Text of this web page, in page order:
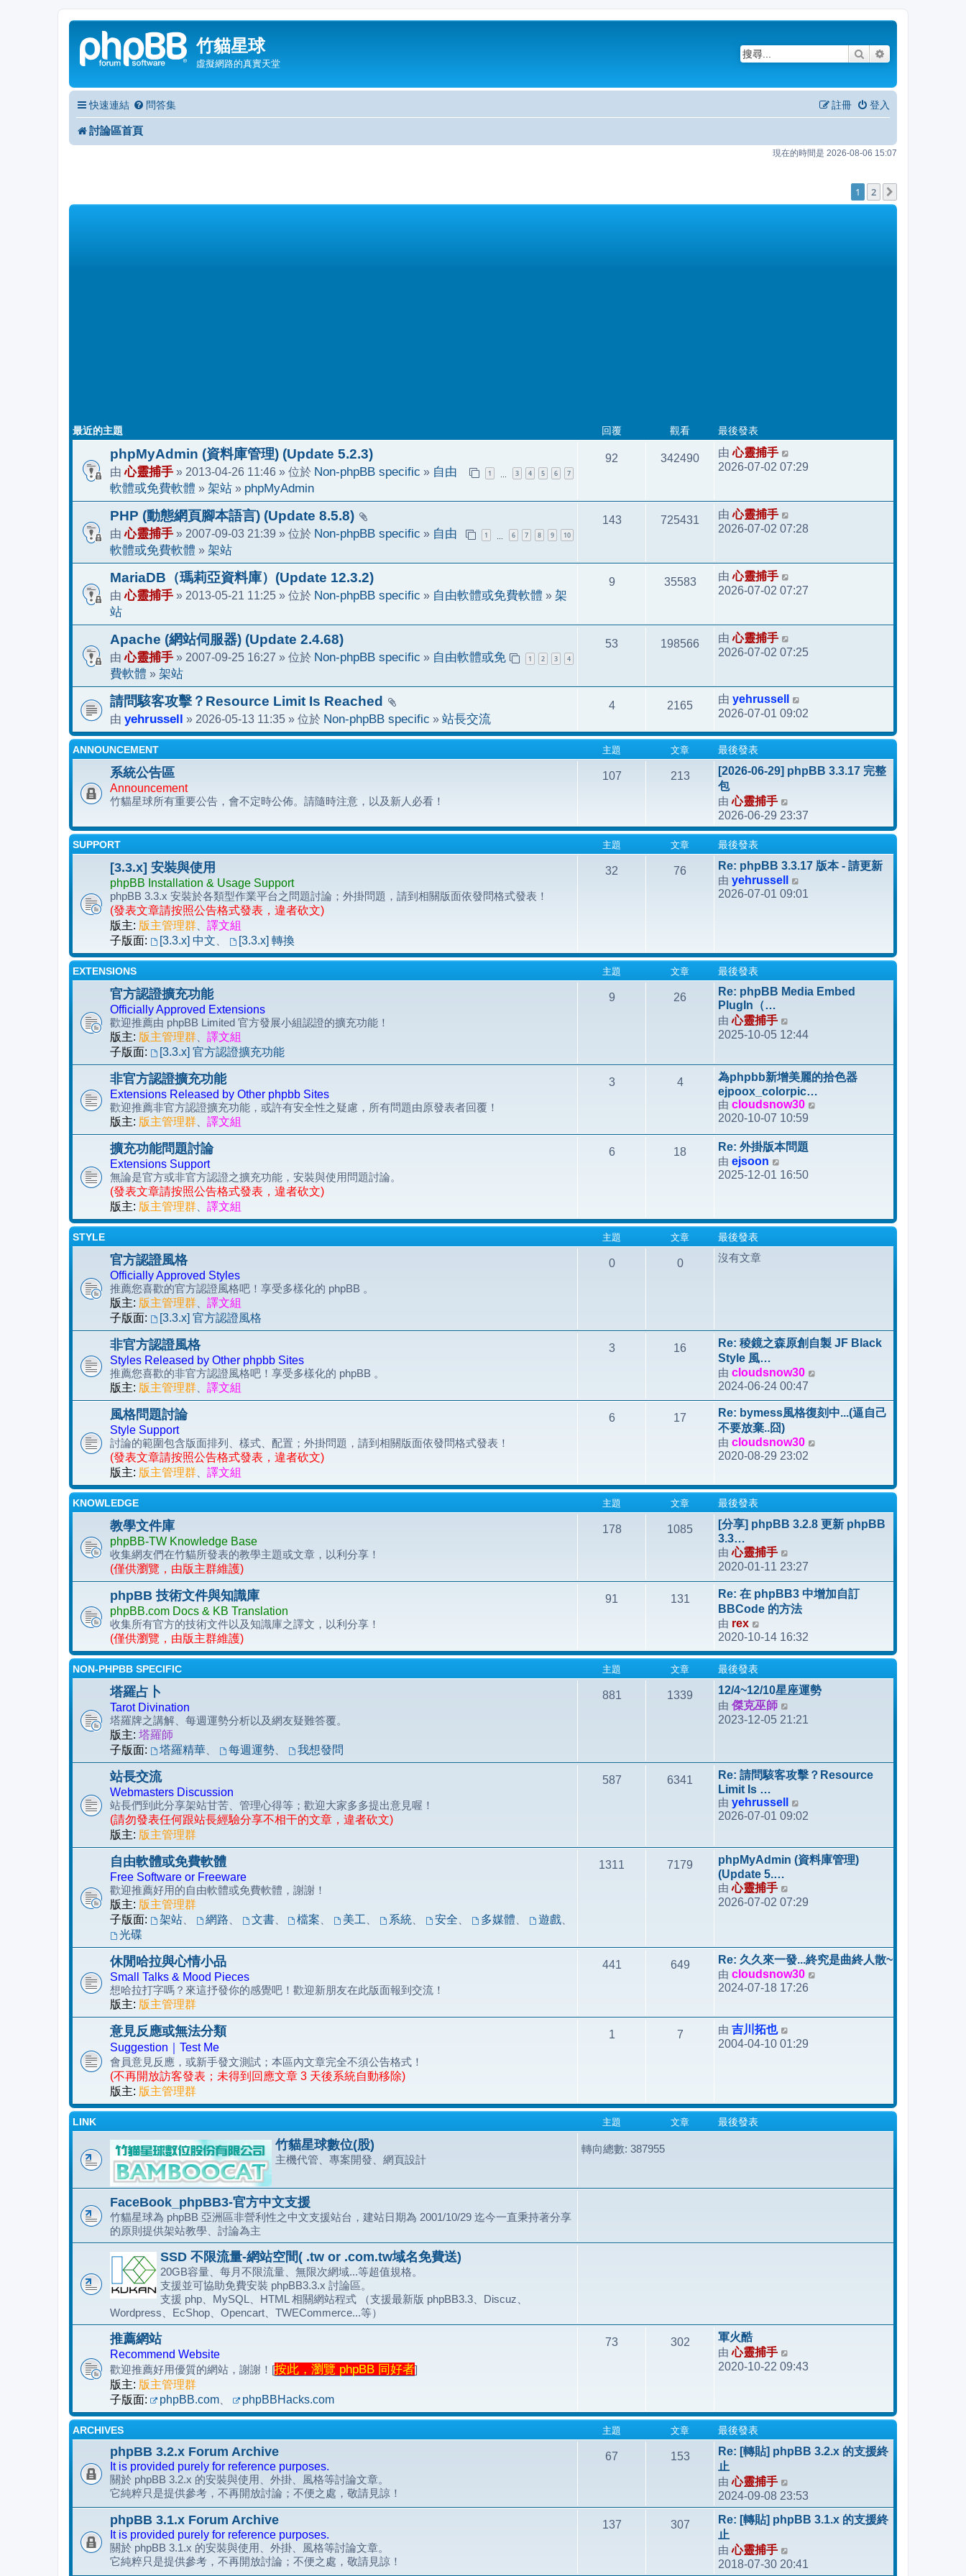
竹貓星球
虛擬網路的真實天堂
搜尋
快速連結 問答集 登入
註冊
討論區首頁
現在的時間是 2026-08-06 15:07
1 2
最近的主題 回覆 觀看 最後發表
phpMyAdmin (資料庫管理) (Update 5.2.3)
1 3 4 5 6 7
由心靈捕手 » 2013-04-26 11:46 » 位於 Non-phpBB specific » 自由
軟體或免費軟體 » 架站 » phpMyAdmin
92 342490 由心靈捕手
2026-07-02 07:29
PHP (動態網頁腳本語言) (Update 8.5.8)
1 6 7 8 9 10
由心靈捕手 » 2007-09-03 21:39 » 位於 Non-phpBB specific » 自由
軟體或免費軟體 » 架站
143 725431 由心靈捕手
2026-07-02 07:28
MariaDB（瑪莉亞資料庫）(Update 12.3.2)
由心靈捕手 » 2013-05-21 11:25 » 位於 Non-phpBB specific » 自由軟體或免費軟體 » 架
站
9 35583 由心靈捕手
2026-07-02 07:27
Apache (網站伺服器) (Update 2.4.68)
1 2 3 4
由心靈捕手 » 2007-09-25 16:27 » 位於 Non-phpBB specific » 自由軟體或免
費軟體 » 架站
53 198566 由心靈捕手
2026-07-02 07:25
請問駭客攻擊？Resource Limit Is Reached
由 yehrussell » 2026-05-13 11:35 » 位於 Non-phpBB specific » 站長交流
4 2165 由 yehrussell
2026-07-01 09:02
ANNOUNCEMENT 主題 文章 最後發表
系統公告區
Announcement
竹貓星球所有重要公告，會不定時公佈。請隨時注意，以及新人必看！
107 213
[2026-06-29] phpBB 3.3.17 完整
包
由心靈捕手
視
最
發
表
2026-06-29 23:37
SUPPORT 主題 文章 最後發表
[3.3.x] 安裝與使用
phpBB Installation & Usage Support
phpBB 3.3.x 安裝於各類型作業平台之問題討論；外掛問題，請到相關版面依發問格式發表！
(發表文章請按照公告格式發表，違者砍文)
版主: 版主管理群、 譯文組
子版面:
[3.3.x] 中文、 [3.3.x] 轉換
32 76
Re: phpBB 3.3.17 版本 - 請更新
由 yehrussell
視
表
2026-07-01 09:01
EXTENSIONS 主題 文章 最後發表
官方認證擴充功能
Officially Approved Extensions
歡迎推薦由 phpBB Limited 官方發展小組認證的擴充功能！
版主: 版主管理群、 譯文組
子版面:
[3.3.x] 官方認證擴充功能
9 26
Re: phpBB Media Embed
PlugIn（…
由心靈捕手
視
後
發
表
2025-10-05 12:44
非官方認證擴充功能
Extensions Released by Other phpbb Sites
歡迎推薦非官方認證擴充功能，或許有安全性之疑慮，所有問題由原發表者回覆！
版主: 版主管理群、 譯文組
3 4
為phpbb新增美麗的拾色器
ejpoox_colorpic…
由 cloudsnow30
最
2020-10-07 10:59
擴充功能問題討論
Extensions Support
無論是官方或非官方認證之擴充功能，安裝與使用問題討論。
(發表文章請按照公告格式發表，違者砍文)
版主: 版主管理群、 譯文組
6 18
Re: 外掛版本問題
由 ejsoon
視
發
2025-12-01 16:50
STYLE 主題 文章 最後發表
官方認證風格
Officially Approved Styles
推薦您喜歡的官方認證風格吧！享受多樣化的 phpBB 。
版主: 版主管理群、 譯文組
子版面:
[3.3.x] 官方認證風格
0 0 沒有文章
非官方認證風格
Styles Released by Other phpbb Sites
推薦您喜歡的非官方認證風格吧！享受多樣化的 phpBB 。
版主: 版主管理群、 譯文組
3 16
Re: 稜鏡之森原創自製 JF Black
Style 風…
由 cloudsnow30
最
後
2024-06-24 00:47
風格問題討論
Style Support
討論的範圍包含版面排列、樣式、配置；外掛問題，請到相關版面依發問格式發表！
(發表文章請按照公告格式發表，違者砍文)
版主: 版主管理群、 譯文組
6 17
Re: bymess風格復刻中...(逼自己
不要放棄..囧)
由 cloudsnow30
後
表
2020-08-29 23:02
KNOWLEDGE 主題 文章 最後發表
教學文件庫
phpBB-TW Knowledge Base
收集網友們在竹貓所發表的教學主題或文章，以利分享！
(僅供瀏覽，由版主群維護)
178 1085
[分享] phpBB 3.2.8 更新 phpBB
3.3…
由心靈捕手
視
最
後
發
表
2020-01-11 23:27
phpBB 技術文件與知識庫
phpBB.com Docs & KB Translation
收集所有官方的技術文件以及知識庫之譯文，以利分享！
(僅供瀏覽，由版主群維護)
91 131
Re: 在 phpBB3 中增加自訂
BBCode 的方法
由 rex
視
最
發
表
2020-10-14 16:32
NON-PHPBB SPECIFIC 主題 文章 最後發表
塔羅占卜
Tarot Divination
塔羅牌之講解、每週運勢分析以及網友疑難答覆。
版主: 塔羅師
子版面:
塔羅精華、 每週運勢、 我想發問
881 1339
12/4~12/10星座運勢
由 傑克巫師
視
發
表
2023-12-05 21:21
站長交流
Webmasters Discussion
站長們到此分享架站甘苦、管理心得等；歡迎大家多多提出意見喔！
(請勿發表任何跟站長經驗分享不相干的文章，違者砍文)
版主: 版主管理群
587 6341
Re: 請問駭客攻擊？Resource
Limit Is …
由 yehrussell
視
後
發
2026-07-01 09:02
自由軟體或免費軟體
Free Software or Freeware
歡迎推薦好用的自由軟體或免費軟體，謝謝！
版主: 版主管理群
子版面:
架站、 網路、 文書、 檔案、 美工、 系統、 安全、 多媒體、 遊戲、
光碟
1311 7179
phpMyAdmin (資料庫管理)
(Update 5.…
由心靈捕手
視
發
表
2026-07-02 07:29
休閒哈拉與心情小品
Small Talks & Mood Pieces
想哈拉打字嗎？來這抒發你的感覺吧！歡迎新朋友在此版面報到交流！
版主: 版主管理群
441 649
Re: 久久來一發...終究是曲終人散~
由 cloudsnow30
2024-07-18 17:26
意見反應或無法分類
Suggestion｜Test Me
會員意見反應，或新手發文測試；本區內文章完全不須公告格式！
(不再開放訪客發表；未得到回應文章 3 天後系統自動移除)
版主: 版主管理群
1 7 由 吉川拓也
視
表
2004-04-10 01:29
LINK 主題 文章 最後發表
竹貓星球數位(股)
主機代管、專案開發、網頁設計
轉向總數: 387955
FaceBook_phpBB3-官方中文支援
竹貓星球為 phpBB 亞洲區非營利性之中文支援站台，建站日期為 2001/10/29 迄今一直秉持著分享
的原則提供架站教學、討論為主
SSD 不限流量-網站空間( .tw or .com.tw域名免費送)
20GB容量、每月不限流量、無限次網域...等超值規格。
支援並可協助免費安裝 phpBB3.3.x 討論區。
支援 php、MySQL、HTML 相關網站程式 （支援最新版 phpBB3.3、Discuz、
Wordpress、EcShop、Opencart、TWECommerce...等）
推薦網站
Recommend Website
歡迎推薦好用優質的網站，謝謝！[按此，瀏覽 phpBB 同好者]
版主: 版主管理群
子版面:
phpBB.com、 phpBBHacks.com
73 302
軍火酷
由心靈捕手
視
發
2020-10-22 09:43
ARCHIVES 主題 文章 最後發表
phpBB 3.2.x Forum Archive
It is provided purely for reference purposes.
關於 phpBB 3.2.x 的安裝與使用、外掛、風格等討論文章。
它純粹只是提供參考，不再開放討論；不便之處，敬請見諒！
67 153
Re: [轉貼] phpBB 3.2.x 的支援終
止
由心靈捕手
視
最
後
表
2024-09-08 23:53
phpBB 3.1.x Forum Archive
It is provided purely for reference purposes.
關於 phpBB 3.1.x 的安裝與使用、外掛、風格等討論文章。
它純粹只是提供參考，不再開放討論；不便之處，敬請見諒！
137 307
Re: [轉貼] phpBB 3.1.x 的支援終
止
由心靈捕手
視
2018-07-30 20:41